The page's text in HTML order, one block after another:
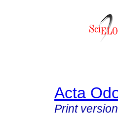
Acta
Print version